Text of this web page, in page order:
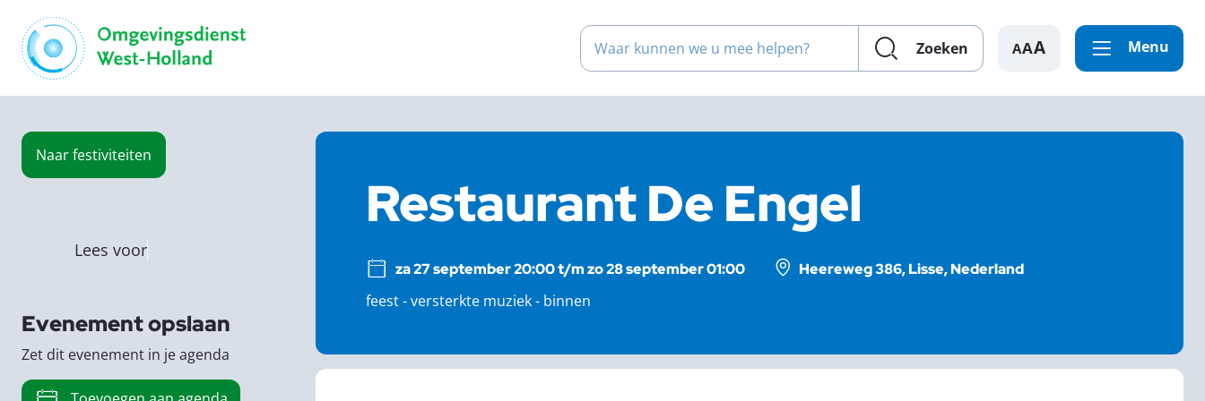
Waar kunnen we u mee helpen?
Zoeken A Menu
Naarfestiviteiten
Restaurant De Engel
za 27 september 20:00 t/m zo 28 september 01:00
Heereweg 386, Lisse, Nederland
feest - versterkte muziek - binnen
Lees voor
Evenement opslaan
Zet dit evenement in je agenda